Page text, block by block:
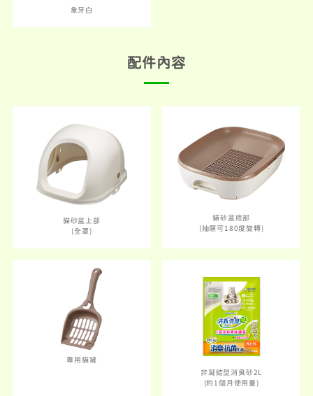
象牙白
配件內容
貓砂盆上部
(全罩)
貓砂盆底部
(抽屜可180度旋轉)
專用貓鏟
非凝結型消臭砂2L
(約1個月使用量)